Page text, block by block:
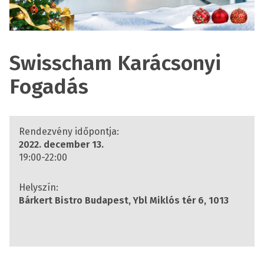
Swisscham Karácsonyi
Fogadás
Rendezvény időpontja:
2022. december 13.
19:00-22:00
Helyszín:
Bárkert Bistro Budapest, Ybl Miklós tér 6, 1013